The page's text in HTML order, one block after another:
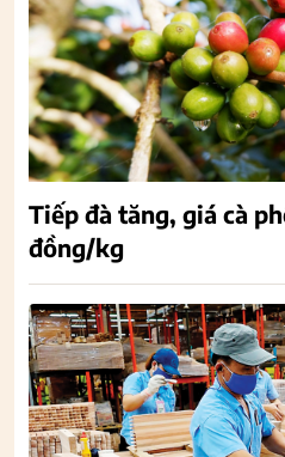
Tiếp đà tăng, giá cà
đồng/kg